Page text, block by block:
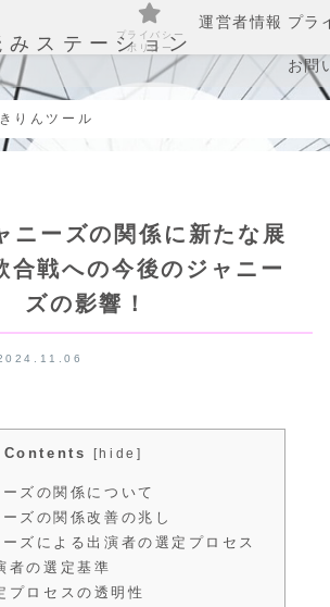
ステーション
運営者情報 プラ
お問
きりんツール
ニーズの関係に新たな展
合戦への今後のジャニー
ズの影響！
Contents [ hide ]
ズの関係について
ズの関係改善の兆し
ズによる出演者の選定プロセス
者の選定基準
プロセスの透明性
プライバシー
ポリシー